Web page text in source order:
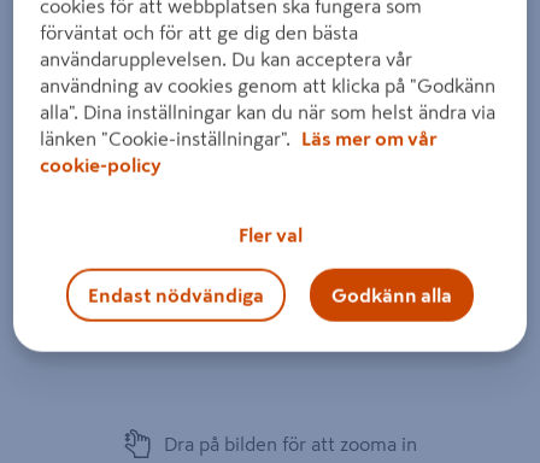
Dra på bilden för att zooma in
cookies för att webbplatsen ska fungera som
förväntat och för att ge dig den bästa
användarupplevelsen. Du kan acceptera vår
användning av cookies genom att klicka på "Godkänn
alla". Dina inställningar kan du när som helst ändra via
länken "Cookie-inställningar".
Läs mer om vår
cookie-policy
Fler val
Endast nödvändiga Godkänn alla